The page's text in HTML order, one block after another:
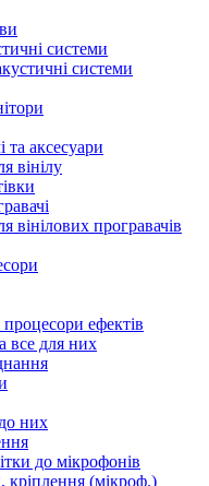
системи
системи
та аксесуари
вінілу
вінілових програвачів
процесори ефектів
все для них
них
до мікрофонів
(мікроф.)